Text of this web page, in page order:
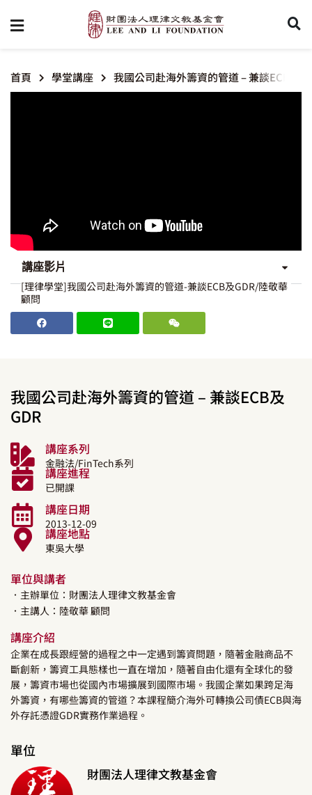
首頁 學堂講座 我國公司赴海外籌資的管道 – 兼談ECB及
講座影片
[理律學堂]我國公司赴海外籌資的管道-兼談ECB及GDR/陸敬華
顧問
我國公司赴海外籌資的管道 – 兼談ECB及
GDR
講座系列
金融法/FinTech系列
講座進程
已開課
講座日期
2013-12-09
講座地點
東吳大學
單位與講者
．主辦單位：財團法人理律文教基金會
．主講人： 陸敬華顧問
講座介紹
企業在成長跟經營的過程之中一定遇到籌資問題，隨著金融商品不
斷創新，籌資工具態樣也一直在增加，隨著自由化還有全球化的發
展，籌資市場也從國內市場擴展到國際市場。我國企業如果跨足海
外籌資，有哪些籌資的管道？本課程簡介海外可轉換公司債ECB與海
外存託憑證GDR實務作業過程。
單位
財團法人理律文教基金會